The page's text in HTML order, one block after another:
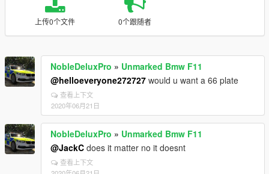
上传0个文件 0个跟随者
NobleDeluxPro » Unmarked Bmw F11
@helloeveryone272727 would u want a 66 plate
查看上下文
2020年06月21日
NobleDeluxPro » Unmarked Bmw F11
@JackC does it matter no it doesnt
查看上下文